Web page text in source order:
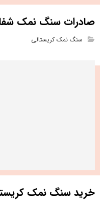
صادرات سنگ نمک
سنگ نمک کریستالی
خرید سنگ نمک